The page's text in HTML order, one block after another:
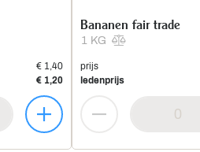
€ 1,40
€ 1,20
1 KG
Bananen fair trade
prijs
ledenprijs